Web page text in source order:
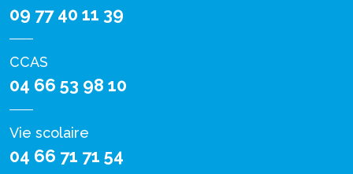
09 77 40 11 39
CCAS
04 66 53 98 10
Vie scolaire
04 66 71 71 54